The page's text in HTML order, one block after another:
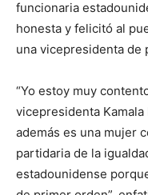
funcionaria
honesta y felicitó al
una vicepresidenta de
“Yo estoy muy
vicepresidenta
además es una mujer
partidaria de la
estadounidense